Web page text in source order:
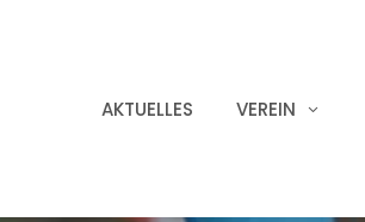
AKTUELLES VEREIN